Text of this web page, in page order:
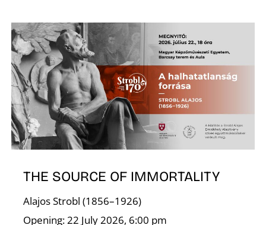
THE SOURCE OF IMMORTALITY
Alajos Strobl (1856–1926)
Opening: 22 July 2026, 6:00 pm